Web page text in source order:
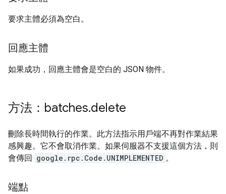
要求主體必須為空白。
回應主體
如果成功，回應主體會是空白的 JSON 物件。
方法：batches.delete
刪除長時間執行的作業。此方法指示用戶端不再對作業結果
感興趣。它不會取消作業。如果伺服器不支援這個方法，則
會傳回 google.rpc.Code.UNIMPLEMENTED 。
端點